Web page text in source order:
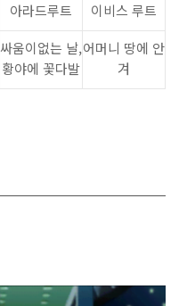
아라드루트
이비스 루트
싸움이없는 날,
황야에 꽃다발
어머니 땅에 안
겨